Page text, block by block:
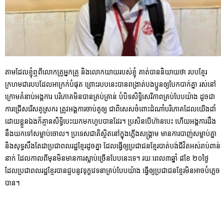
តាមដែលខ្ញុំឮពីលោកគ្រូអ្នកគ្រូ និងលោកយាយរបស់ខ្ញុំ គាត់បាននិយាយថា របបខ្មែរ
ក្រហមជារបបដែលអាក្រក់បំផុត ព្រោះរបបនេះបានពង្រាត់បងប្អូនឲ្យបែកបាក់គ្នា រស់នៅ
ក្រោមគំនាប់អង្គការ បរិភោគមិនបានគ្រប់គ្រាន់ បំបិទសិទ្ធិសេរីភាពគ្រប់បែបយ៉ាង ដូចជា
ការជ្រើសរើសគូស្រករ ត្រូវអង្គការចាប់គូឲ្យ ជាពិសេសចំពោះដំណាំបរិភោគដែលយើងដាំ
ដោយខ្លួនឯងក៏គ្មានសិទ្ធិបេះយកមកហូបបានដែរ។ ប្រសិនបើហ៊ានបេះ ហើយអង្គការដឹង
នឹងយកទៅសម្លាប់ចោល។ ប្រទេសជាតិស្ថិតនៅក្នុងភ្លើងសង្គ្រាម មានការបាញ់សម្លាប់គ្នា
និងសុទ្ធសឹងតែជាប្រជាពលរដ្ឋខ្មែរដូចគ្នា ដែលធ្វើឲ្យប្រជាជនខ្មែរបាត់បង់ជីវិតអស់រាប់ពាន់
នាក់ ដែលកាលពីមុនមិនមានការស្លាប់ច្រើនបែបនេះទេ។ រយៈពេល៣ឆ្នាំ ៨ខែ ២០ថ្ងៃ
ដែលប្រជាពលរដ្ឋខ្មែរបានជួបនូវទុក្ខវេទនាគ្រប់បែបយ៉ាង ធ្វើឲ្យប្រជាជនខ្មែរមិនអាចបំភ្លេច
បាន។